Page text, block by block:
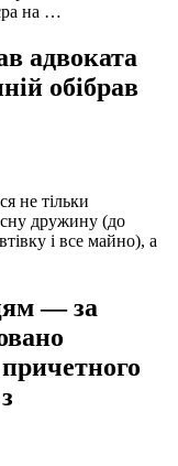
на …
адвоката
обібрав
не тільки
дружину (до
і все майно), а
— за